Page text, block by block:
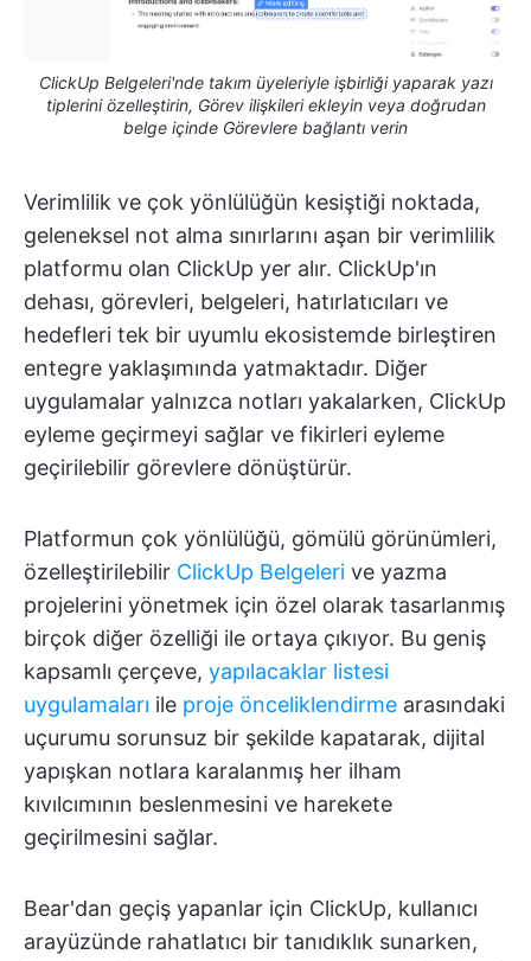
ClickUp Belgeleri'nde takım üyeleriyle işbirliği yaparak yazı
tiplerini özelleştirin, Görev ilişkileri ekleyin veya doğrudan
belge içinde Görevlere bağlantı verin
Verimlilik ve çok yönlülüğün kesiştiği noktada,
geleneksel not alma sınırlarını aşan bir verimlilik
platformu olan ClickUp yer alır. ClickUp'ın
dehası, görevleri, belgeleri, hatırlatıcıları ve
hedefleri tek bir uyumlu ekosistemde birleştiren
entegre yaklaşımında yatmaktadır. Diğer
uygulamalar yalnızca notları yakalarken, ClickUp
eyleme geçirmeyi sağlar ve fikirleri eyleme
geçirilebilir görevlere dönüştürür.
Platformun çok yönlülüğü, gömülü görünümleri,
özelleştirilebilir ClickUp Belgeleri ve yazma
projelerini yönetmek için özel olarak tasarlanmış
birçok diğer özelliği ile ortaya çıkıyor. Bu geniş
kapsamlı çerçeve, yapılacaklar listesi
uygulamaları ile proje önceliklendirme arasındaki
uçurumu sorunsuz bir şekilde kapatarak, dijital
yapışkan notlara karalanmış her ilham
kıvılcımının beslenmesini ve harekete
geçirilmesini sağlar.
Bear'dan geçiş yapanlar için ClickUp, kullanıcı
arayüzünde rahatlatıcı bir tanıdıklık sunarken,